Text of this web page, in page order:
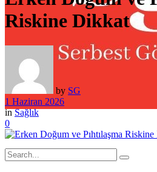
Riskine Dikkat
by SG
1 Haziran 2026
in Sağlık
0